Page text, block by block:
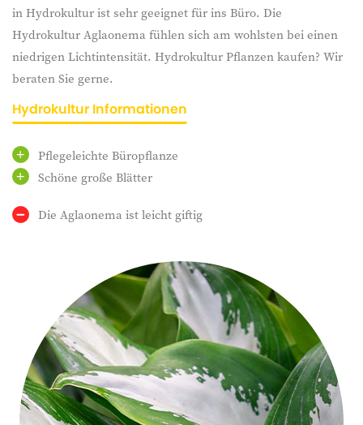
in Hydrokultur ist sehr geeignet für ins Büro. Die
Hydrokultur Aglaonema fühlen sich am wohlsten bei einen
niedrigen Lichtintensität. Hydrokultur Pflanzen kaufen? Wir
beraten Sie gerne.
Hydrokultur Informationen
Pflegeleichte Büropflanze
Schöne große Blätter
Die Aglaonema ist leicht giftig